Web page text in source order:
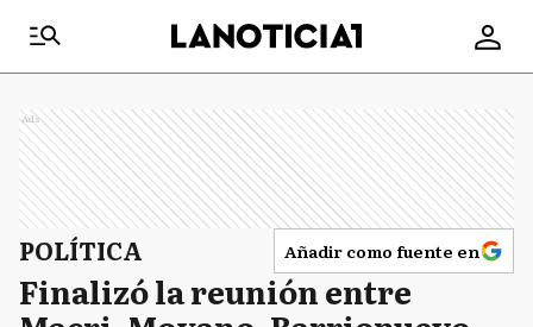
Ads
POLÍTICA Añadir como fuente en
Finalizó la reunión entre